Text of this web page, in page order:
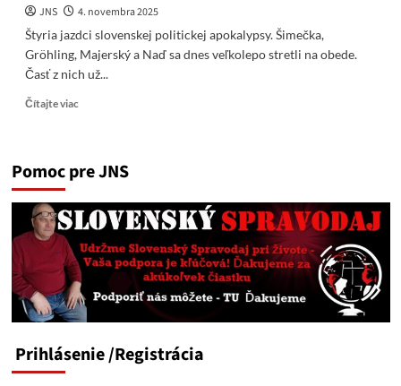
JNS
4. novembra 2025
Štyria jazdci slovenskej politickej apokalypsy. Šimečka,
Gröhling, Majerský a Naď sa dnes veľkolepo stretli na obede.
Časť z nich už...
Čítajte viacRead
jazdci
politickej
apokalypsy
Pomoc pre JNS
Prihlásenie/Registrácia